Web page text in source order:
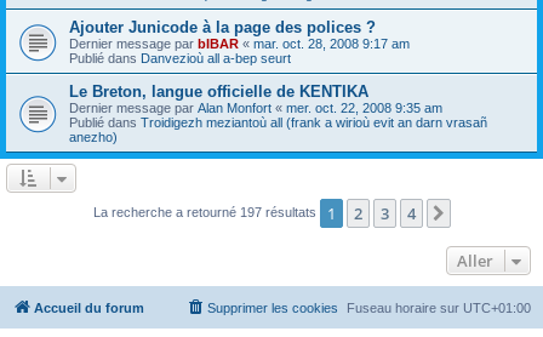
Ajouter Junicode à la page des polices ?
Dernier message par bIBAR « mar. oct. 28, 2008 9:17 am
Publié dans Danvezioù all a-bep seurt
Le Breton, langue officielle de KENTIKA
Dernier message par Alan Monfort « mer. oct. 22, 2008 9:35 am
Publié dans Troidigezh meziantoù all (frank a wirioù evit an darn vrasañ
anezho)
La recherche a retourné 197 résultats 1 2 3 4
Aller
Accueil du forum Fuseau horaire sur UTC+01:00
Supprimer les cookies